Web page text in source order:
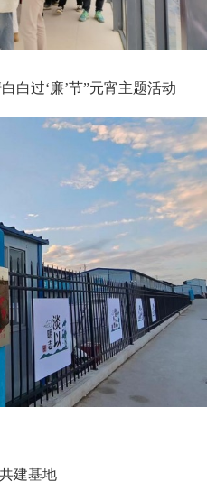
白过‘廉’节”元宵主题活动
建基地